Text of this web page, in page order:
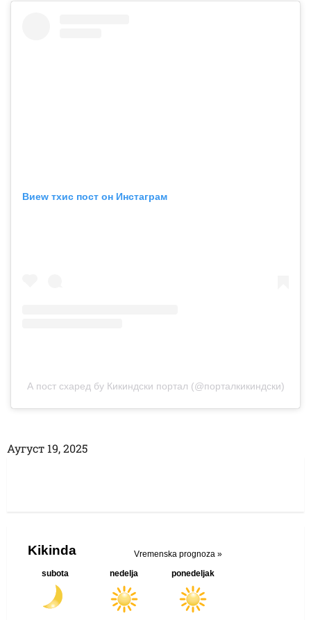
Виеw тхис пост он Инстаграм
А пост схаред бy Кикиндски портал (@порталкикиндски)
Аугуст 19, 2025